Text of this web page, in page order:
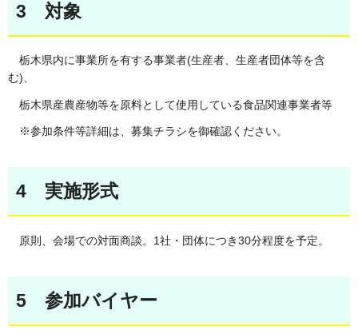
3 対象
栃木県内に事業所を有する事業者(生産者、生産者団体等を含
む)、
栃木県産農産物等を原料として使用している食品関連事業者等
※参加条件等詳細は、募集チラシを御確認ください。
4 実施形式
原則、会場での対面商談。1社・団体につき30分程度を予定。
5 参加バイヤー